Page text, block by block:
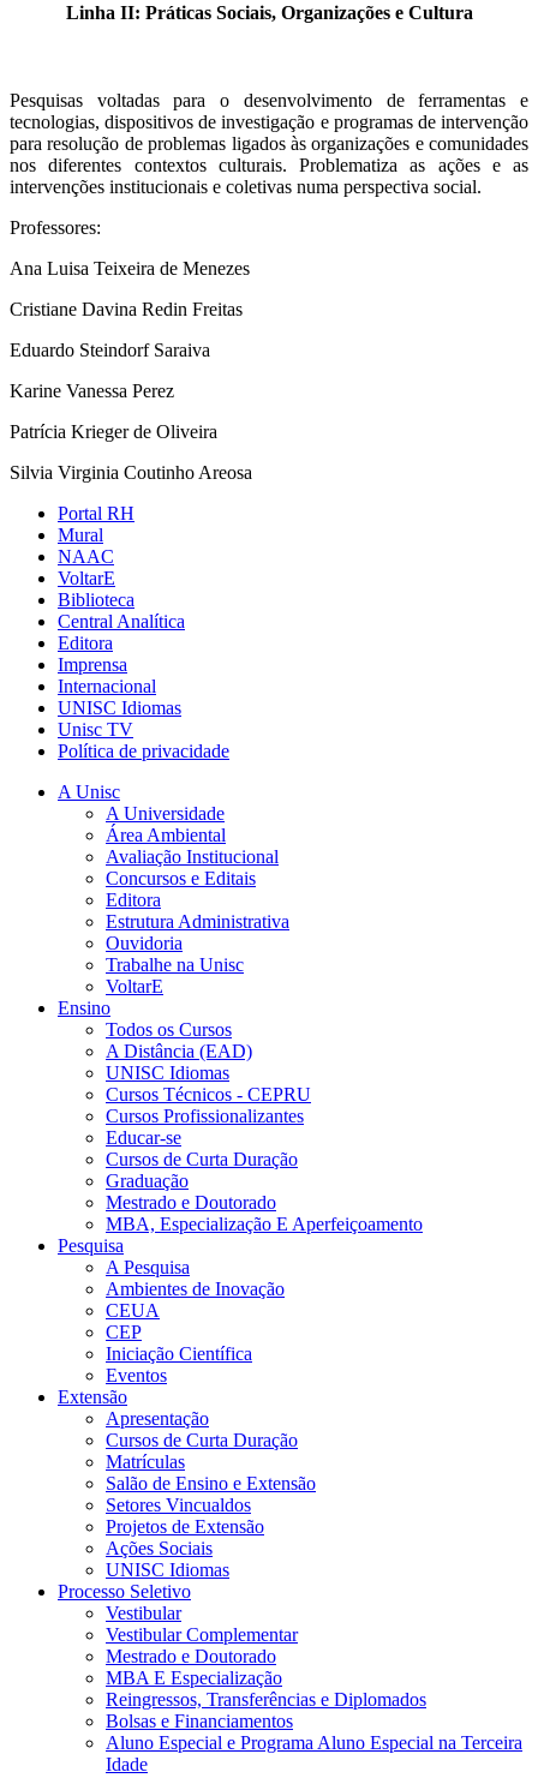
Linha II: Práticas Sociais, Organizações e Cultura
Pesquisas voltadas para o desenvolvimento de ferramentas e
tecnologias, dispositivos de investigação e programas de intervenção
para resolução de problemas ligados às organizações e comunidades
nos diferentes contextos culturais. Problematiza as ações e as
intervenções institucionais e coletivas numa perspectiva social.
Professores:
Ana Luisa Teixeira de Menezes
Cristiane Davina Redin Freitas
Eduardo Steindorf Saraiva
Karine Vanessa Perez
Patrícia Krieger de Oliveira
Silvia Virginia Coutinho Areosa
Portal RH
Mural
NAAC
VoltarE
Biblioteca
Central Analítica
Editora
Imprensa
Internacional
UNISC Idiomas
Unisc TV
Política de privacidade
A Unisc
A Universidade
Área Ambiental
Avaliação Institucional
Concursos e Editais
Editora
Estrutura Administrativa
Ouvidoria
Trabalhe na Unisc
VoltarE
Ensino
Todos os Cursos
A Distância (EAD)
UNISC Idiomas
Cursos Técnicos - CEPRU
Cursos Profissionalizantes
Educar-se
Cursos de Curta Duração
Graduação
Mestrado e Doutorado
MBA, Especialização E Aperfeiçoamento
Pesquisa
A Pesquisa
Ambientes de Inovação
CEUA
CEP
Iniciação Científica
Eventos
Extensão
Apresentação
Cursos de Curta Duração
Matrículas
Salão de Ensino e Extensão
Setores Vincualdos
Projetos de Extensão
Ações Sociais
UNISC Idiomas
Processo Seletivo
Vestibular
Vestibular Complementar
Mestrado e Doutorado
MBA E Especialização
Reingressos, Transferências e Diplomados
Bolsas e Financiamentos
Aluno Especial e Programa Aluno Especial na Terceira
Idade